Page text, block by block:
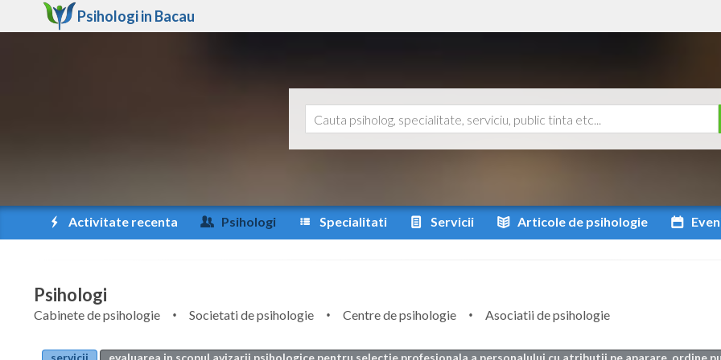
Psihologi in Bacau
Activitate recenta Psihologi Specialitati Servicii Articole de psihologie
Psihologi
Cabinete de psihologie Societati de psihologie Centre de psihologie
Asociatii de psihologie
servicii evaluarea in scopul avizarii psihologice pentru selectie profesionala a personalului cu atributii pe aparare, ordine